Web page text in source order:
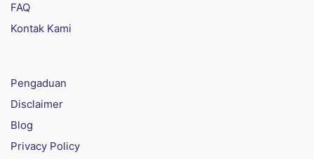
FAQ
Kontak Kami
Pengaduan
Disclaimer
Blog
Privacy Policy